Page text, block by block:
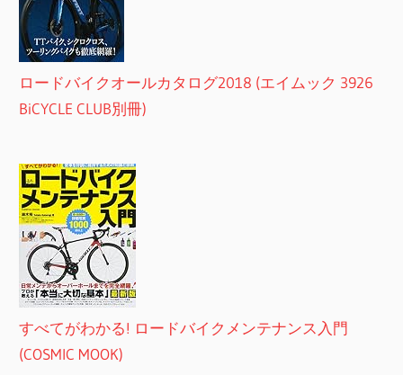
ロードバイクオールカタログ2018 (エイムック 3926
BiCYCLE CLUB別冊)
すべてがわかる! ロードバイクメンテナンス入門
(COSMIC MOOK)